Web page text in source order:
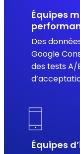
Équipes
Des
Google
des tests
Équipes